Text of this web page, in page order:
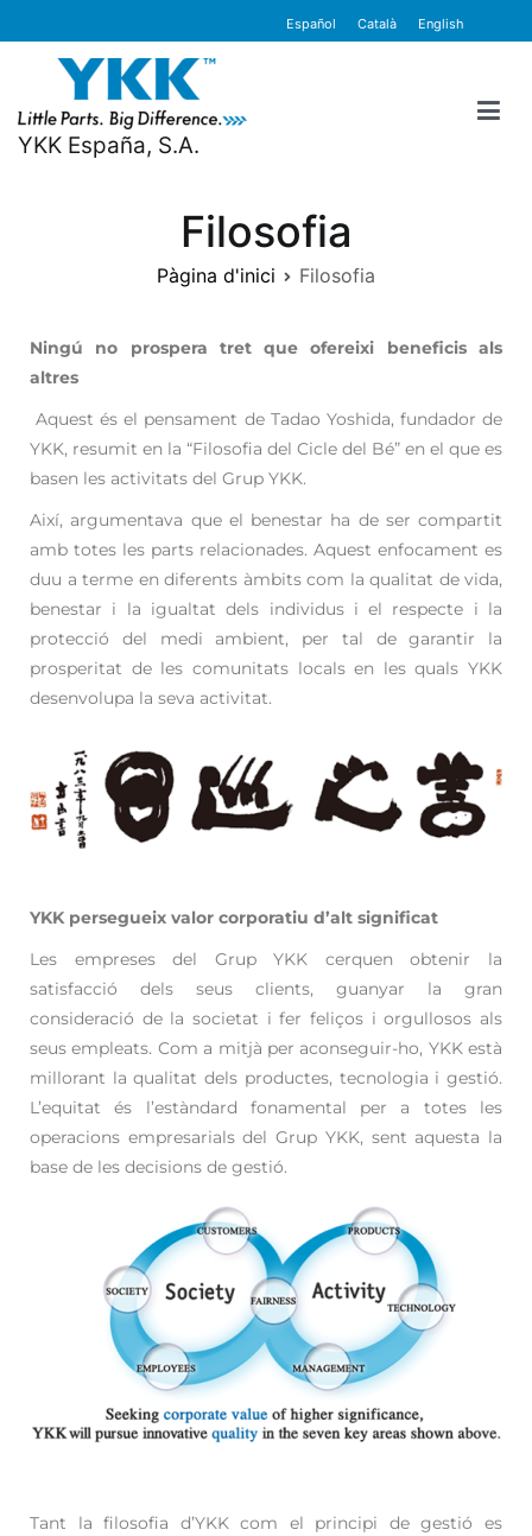
Español Català English
YKK España, S.A.
Filosofia
Pàgina d'inici Filosofia
Ningú no prospera tret que ofereixi beneficis als
altres
Aquest és el pensament de Tadao Yoshida, fundador de
YKK, resumit en la “Filosofia del Cicle del Bé” en el que es
basen les activitats del Grup YKK.
Així, argumentava que el benestar ha de ser compartit
amb totes les parts relacionades. Aquest enfocament es
duu a terme en diferents àmbits com la qualitat de vida,
benestar i la igualtat dels individus i el respecte i la
protecció del medi ambient, per tal de garantir la
prosperitat de les comunitats locals en les quals YKK
desenvolupa la seva activitat.
YKK persegueix valor corporatiu d’alt significat
Les empreses del Grup YKK cerquen obtenir la
satisfacció dels seus clients, guanyar la gran
consideració de la societat i fer feliços i orgullosos als
seus empleats. Com a mitjà per aconseguir-ho, YKK està
millorant la qualitat dels productes, tecnologia i gestió.
L’equitat és l’estàndard fonamental per a totes les
operacions empresarials del Grup YKK, sent aquesta la
base de les decisions de gestió.
Tant la filosofia d’YKK com el principi de gestió es